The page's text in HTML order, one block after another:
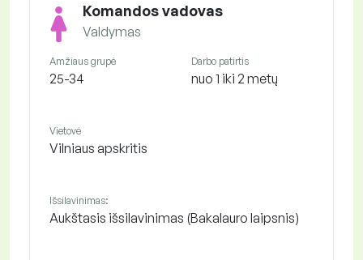
Komandos vadovas
Valdymas
Amžiaus grupė
25-34
Darbo patirtis
nuo 1 iki 2 metų
Vietovė
Vilniaus apskritis
Išsilavinimas:
Aukštasis išsilavinimas (Bakalauro laipsnis)